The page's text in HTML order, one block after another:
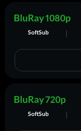
SoftSub
BluRay 1080p
SoftSub
BluRay 720p